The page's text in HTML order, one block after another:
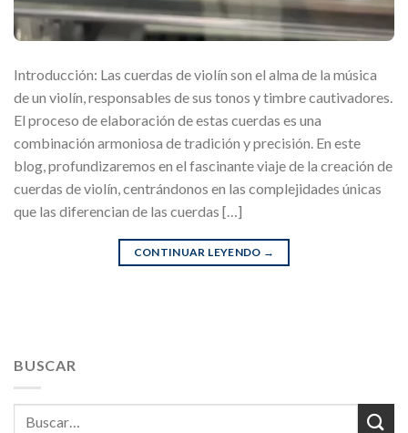
Introducción: Las cuerdas de violín son el alma de la música
de un violín, responsables de sus tonos y timbre cautivadores.
El proceso de elaboración de estas cuerdas es una
combinación armoniosa de tradición y precisión. En este
blog, profundizaremos en el fascinante viaje de la creación de
cuerdas de violín, centrándonos en las complejidades únicas
que las diferencian de las cuerdas […]
CONTINUAR LEYENDO →
BUSCAR